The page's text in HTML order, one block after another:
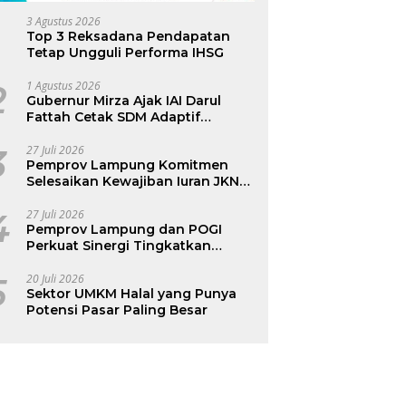
3 Agustus 2026
Top 3 Reksadana Pendapatan
Tetap Ungguli Performa IHSG
1 Agustus 2026
Gubernur Mirza Ajak IAI Darul
Fattah Cetak SDM Adaptif
27 Juli 2026
Pemprov Lampung Komitmen
Selesaikan Kewajiban Iuran JKN
Kepesertaan BPJS Kesehatan
27 Juli 2026
Pemprov Lampung dan POGI
Perkuat Sinergi Tingkatkan
20 Juli 2026
Sektor UMKM Halal yang Punya
Potensi Pasar Paling Besar